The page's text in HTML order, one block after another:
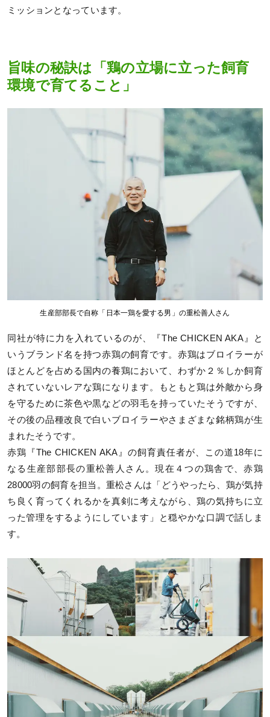
ミッションとなっています。
旨味の秘訣は「鶏の立場に立った飼育
環境で育てること」
生産部部長で自称「日本一鶏を愛する男」の重松善人さん
同社が特に力を入れているのが、『The CHICKEN AKA』と
いうブランド名を持つ赤鶏の飼育です。赤鶏はブロイラーが
ほとんどを占める国内の養鶏において、わずか２％しか飼育
されていないレアな鶏になります。もともと鶏は外敵から身
を守るために茶色や黒などの羽毛を持っていたそうですが、
その後の品種改良で白いブロイラーやさまざまな銘柄鶏が生
まれたそうです。
赤鶏『The CHICKEN AKA』の飼育責任者が、この道18年に
なる生産部部長の重松善人さん。現在４つの鶏舎で、赤鶏
28000羽の飼育を担当。重松さんは「どうやったら、鶏が気持
ち良く育ってくれるかを真剣に考えながら、鶏の気持ちに立
った管理をするようにしています」と穏やかな口調で話しま
す。